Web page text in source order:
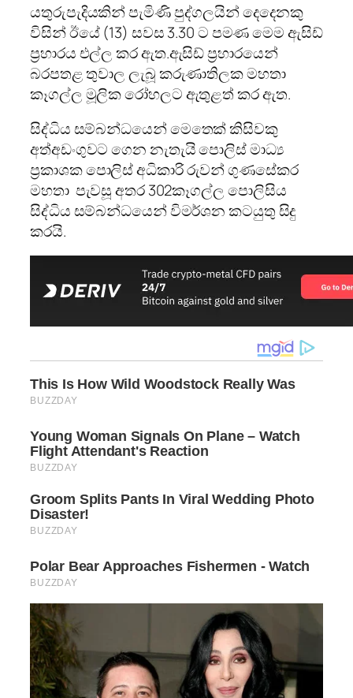
යතුරුපැදියකින් පැමිණි පුද්ගලයින් දෙදෙනකු
විසින් ඊයේ (13) සවස 3.30 ට පමණ මෙම ඇසිඩ්
ප්‍රහාරය එල්ල කර ඇත.ඇසිඩ් ප්‍රහාරයෙන්
බරපතළ තුවාල ලැබූ කරුණාතිලක මහතා
කෑගල්ල මූලික රෝහලට ඇතුළත් කර ඇත.
සිද්ධිය සම්බන්ධයෙන් මෙතෙක්‌ කිසිවකු
අත්අඩංගුවට ගෙන නැතැයි පොලිස්‌ මාධ්‍ය
ප්‍රකාශක පොලිස්‌ අධිකාරි රුවන් ගුණසේකර
මහතා පැවසූ අතර 302කෑගල්ල පොලිසිය
සිද්ධිය සම්බන්ධයෙන් විමර්ශන කටයුතු සිදු
කරයි.